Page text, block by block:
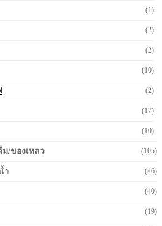
(1)
(2)
(2)
(10)
(2)
(17)
(10)
/ของเหลว (105)
ำ (46)
(40)
(19)